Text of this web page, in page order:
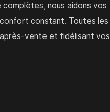
nous aidons vos
constant. Toutes les
vente et fidélisant vos